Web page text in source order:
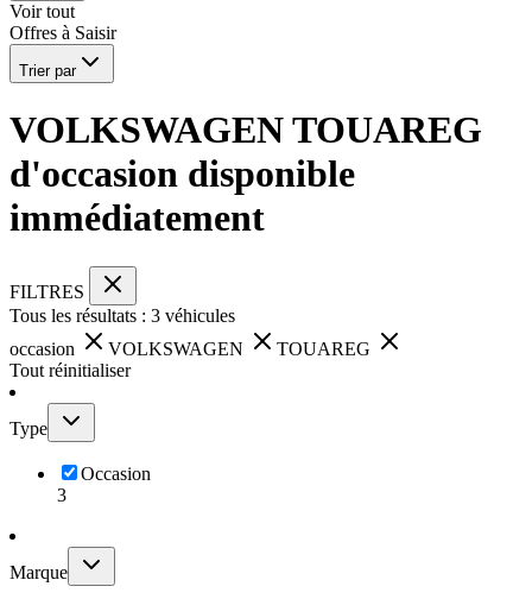
Voir tout
Offres à Saisir
Trier par
VOLKSWAGEN TOUAREG
d'occasion disponible
immédiatement
FILTRES
Tous les résultats : 3 véhicules
occasion
VOLKSWAGEN
TOUAREG
Tout réinitialiser
Type
Occasion
3
Marque